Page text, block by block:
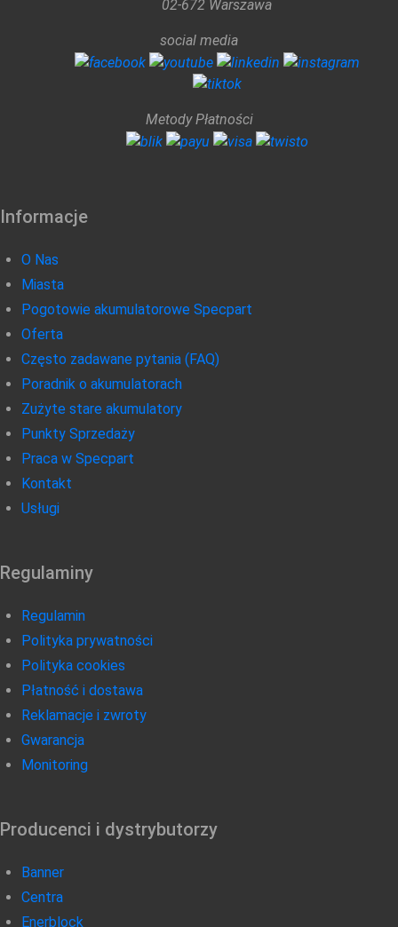
02-672 Warszawa
social media
Metody Płatności
Informacje
O Nas
Miasta
Pogotowie akumulatorowe Specpart
Oferta
Często zadawane pytania (FAQ)
Poradnik o akumulatorach
Zużyte stare akumulatory
Punkty Sprzedaży
Praca w Specpart
Kontakt
Usługi
Regulaminy
Regulamin
Polityka prywatności
Polityka cookies
Płatność i dostawa
Reklamacje i zwroty
Gwarancja
Monitoring
Producenci i dystrybutorzy
Banner
Centra
Enerblock